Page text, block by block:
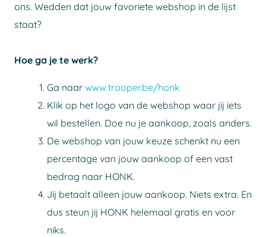
ons. Wedden dat jouw favoriete webshop in de lijst
staat?
Hoe ga je te werk?
Ga naar www.trooper.be/honk
Klik op het logo van de webshop waar jij iets
wil bestellen. Doe nu je aankoop, zoals anders.
De webshop van jouw keuze schenkt nu een
percentage van jouw aankoop of een vast
bedrag naar HONK.
Jij betaalt alleen jouw aankoop. Niets extra. En
dus steun jij HONK helemaal gratis en voor
niks.